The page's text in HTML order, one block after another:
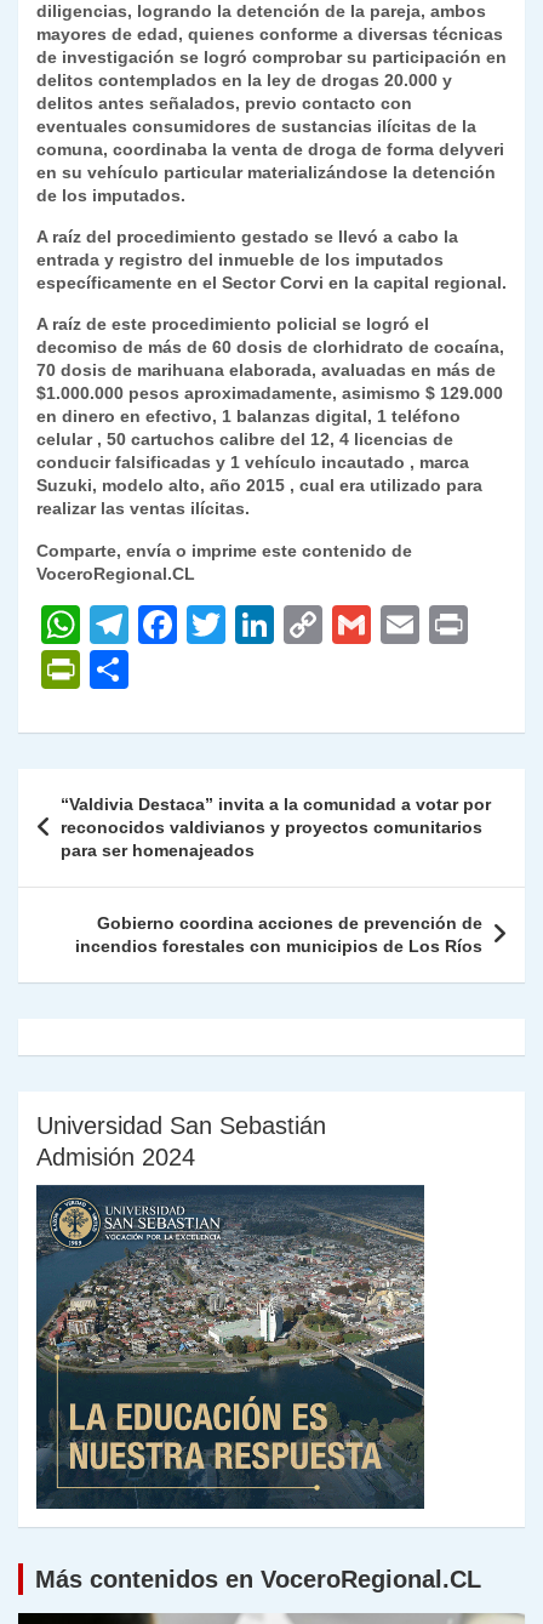
diligencias, logrando la detención de la pareja, ambos
mayores de edad, quienes conforme a diversas técnicas
de investigación se logró comprobar su participación en
delitos contemplados en la ley de drogas 20.000 y
delitos antes señalados, previo contacto con
eventuales consumidores de sustancias ilícitas de la
comuna, coordinaba la venta de droga de forma delyveri
en su vehículo particular materializándose la detención
de los imputados.
A raíz del procedimiento gestado se llevó a cabo la
entrada y registro del inmueble de los imputados
específicamente en el Sector Corvi en la capital regional.
A raíz de este procedimiento policial se logró el
decomiso de más de 60 dosis de clorhidrato de cocaína,
70 dosis de marihuana elaborada, avaluadas en más de
$1.000.000 pesos aproximadamente, asimismo $ 129.000
en dinero en efectivo, 1 balanzas digital, 1 teléfono
celular , 50 cartuchos calibre del 12, 4 licencias de
conducir falsificadas y 1 vehículo incautado , marca
Suzuki, modelo alto, año 2015 , cual era utilizado para
realizar las ventas ilícitas.
Comparte, envía o imprime este contenido de
VoceroRegional.CL
W
h
at
s
p
p
T
gr
m
F
e
o
o
k
T
er
Li
e
n
C
y
n
G
l
E
l
P
nt
Fr
ie
n
dl
y
m
p
ar
tir
de
entradas
“Valdivia Destaca” invita a la comunidad a votar por
reconocidos valdivianos y proyectos comunitarios
para ser homenajeados
Gobierno coordina acciones de prevención de
incendios forestales con municipios de Los Ríos
Universidad San Sebastián
Admisión 2024
Más contenidos en VoceroRegional.CL